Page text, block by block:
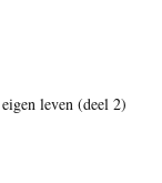
leven (deel 2)